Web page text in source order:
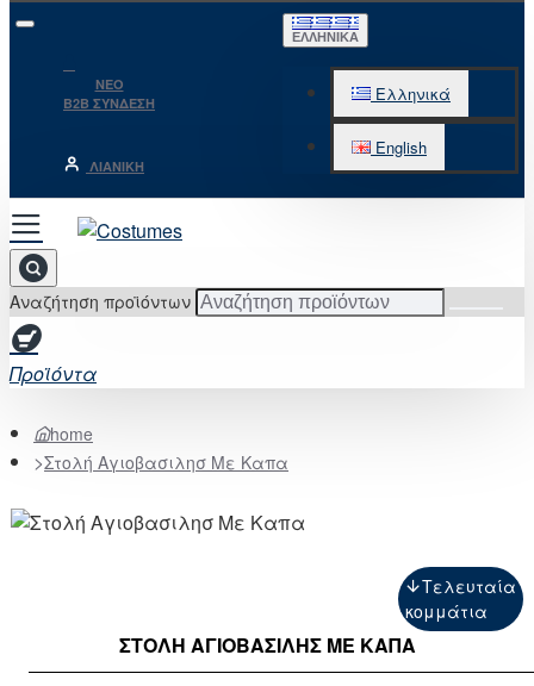
NEO
B2B ΣΥΝΔΕΣΗ
ΛΙΑΝΙΚΉ
ΕΛΛΗΝΙΚΆ
Ελληνικά
English
Αναζήτηση προϊόντων
Προϊόντα
home
Στολή Αγιοβασιλησ Με Καπα
Τελευταία
κομμάτια
ΣΤΟΛΉ ΑΓΙΟΒΑΣΙΛΗΣ ΜΕ ΚΑΠΑ